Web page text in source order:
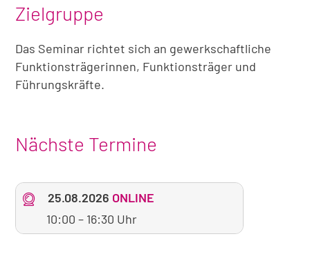
Zielgruppe
Das Seminar richtet sich an gewerkschaftliche
Funktionsträgerinnen, Funktionsträger und
Führungskräfte.
Nächste Termine
25.08.2026 ONLINE
10:00– 16:30 Uhr